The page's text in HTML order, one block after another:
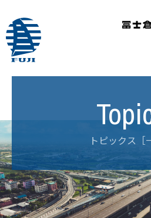
トピックス［